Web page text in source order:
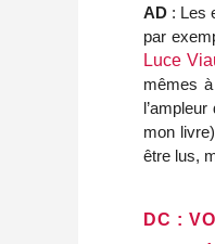
AD : Les
par
Luce
mêmes
mon
être lus,
DC :